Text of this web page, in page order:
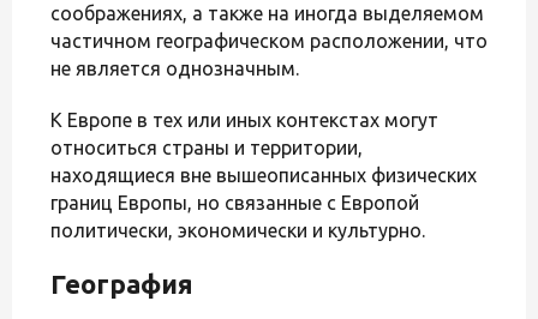
соображениях, а также на иногда выделяемом
частичном географическом расположении, что
не является однозначным.
К Европе в тех или иных контекстах могут
относиться страны и территории,
находящиеся вне вышеописанных физических
границ Европы, но связанные с Европой
политически, экономически и культурно.
География